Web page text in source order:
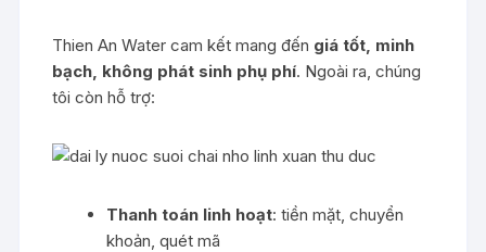
Thien An Water cam kết mang đến giá tốt, minh
bạch, không phát sinh phụ phí. Ngoài ra, chúng
tôi còn hỗ trợ:
Thanh toán linh hoạt: tiền mặt, chuyển
khoản, quét mã